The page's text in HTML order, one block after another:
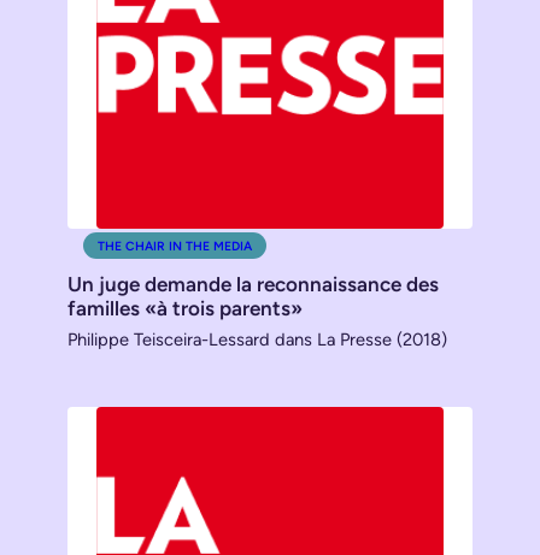
THE CHAIR IN THE MEDIA
Un juge demande la reconnaissance des
familles «à trois parents»
Philippe Teisceira-Lessard dans La Presse (2018)